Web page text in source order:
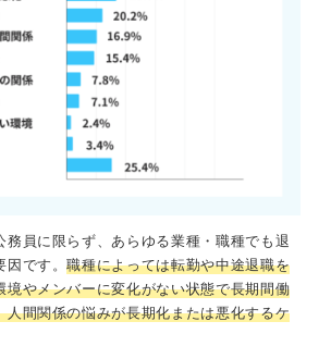
務員に限らず、あらゆる業種・職種でも退
因です。職種によっては転勤や中途退職を
境やメンバーに変化がない状態で長期間働
人間関係の悩みが長期化または悪化するケ